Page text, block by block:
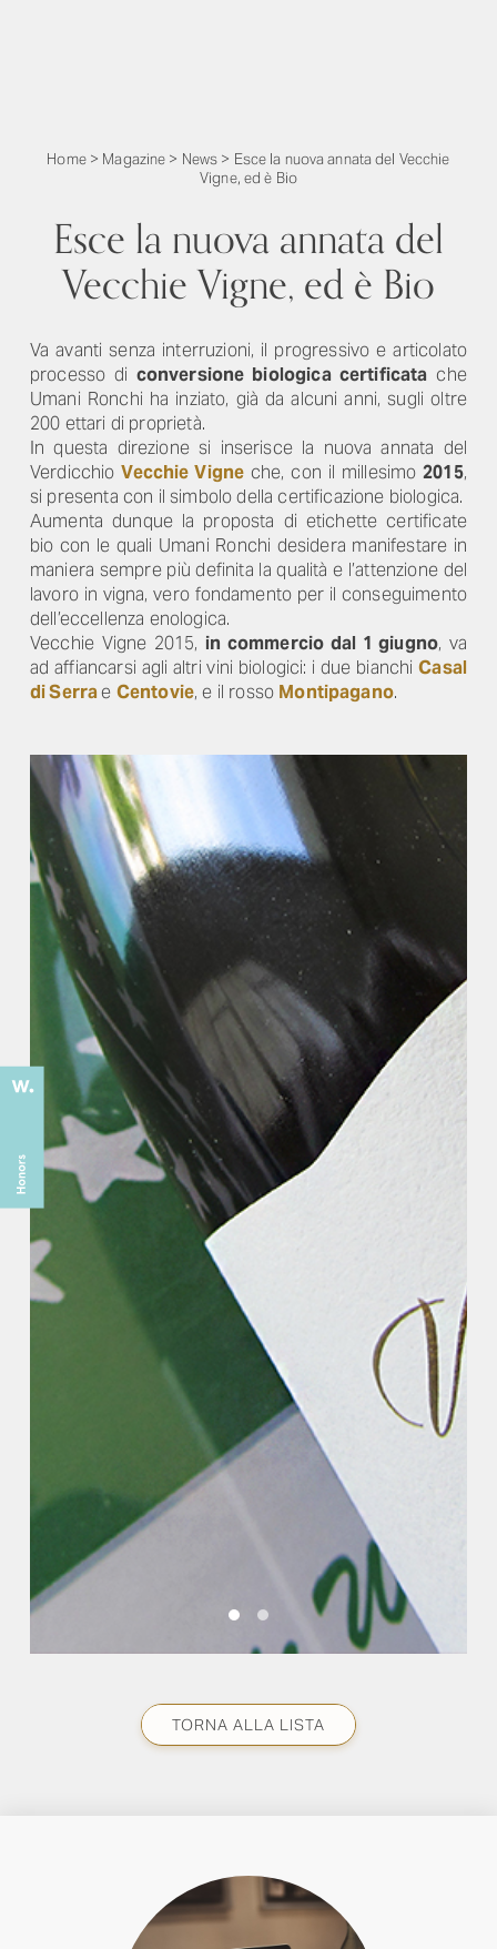
Home> Magazine > News > Esce la nuova annata del Vecchie
Vigne, ed è Bio
Esce la nuova annata del
Vecchie Vigne, ed è Bio
Va avanti senza interruzioni, il progressivo e articolato
processo di conversione biologica certificata che
Umani Ronchi ha inziato, già da alcuni anni, sugli oltre
200 ettari di proprietà.
In questa direzione si inserisce la nuova annata del
VerdicchioVecchie Vigne che, con il millesimo2015,
si presenta con il simbolo della certificazione biologica.
Aumenta dunque la proposta di etichette certificate
bio con le quali Umani Ronchi desidera manifestare in
maniera sempre più definita la qualità e l’attenzione del
lavoro in vigna, vero fondamento per il conseguimento
dell’eccellenza enologica.
Vecchie Vigne 2015, in commercio dal 1 giugno, va
ad affiancarsi agli altri vini biologici: i due bianchiCasal
di Serrae Centovie, e il rosso Montipagano.
TORNA ALLA LISTA